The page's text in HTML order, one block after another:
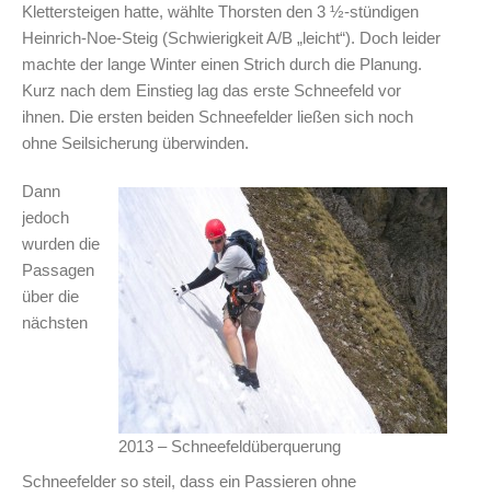
Klettersteigen hatte, wählte Thorsten den 3 ½-stündigen
Heinrich-Noe-Steig (Schwierigkeit A/B „leicht“). Doch leider
machte der lange Winter einen Strich durch die Planung.
Kurz nach dem Einstieg lag das erste Schneefeld vor
ihnen. Die ersten beiden Schneefelder ließen sich noch
ohne Seilsicherung überwinden.
2013 – Schneefeldüberquerung
Dann
jedoch
wurden die
Passagen
über die
nächsten
Schneefelder so steil, dass ein Passieren ohne